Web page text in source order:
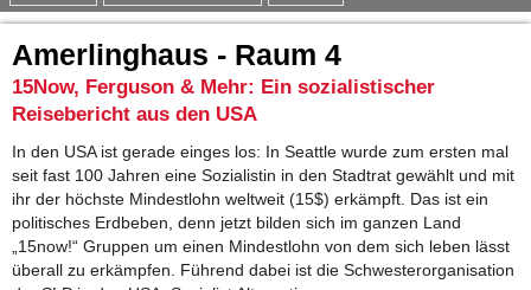
Amerlinghaus - Raum 4
15Now, Ferguson & Mehr: Ein sozialistischer
Reisebericht aus den USA
In den USA ist gerade einges los: In Seattle wurde zum ersten mal
seit fast 100 Jahren eine Sozialistin in den Stadtrat gewählt und mit
ihr der höchste Mindestlohn weltweit (15$) erkämpft. Das ist ein
politisches Erdbeben, denn jetzt bilden sich im ganzen Land
„15now!“ Gruppen um einen Mindestlohn von dem sich leben lässt
überall zu erkämpfen. Führend dabei ist die Schwesterorganisation